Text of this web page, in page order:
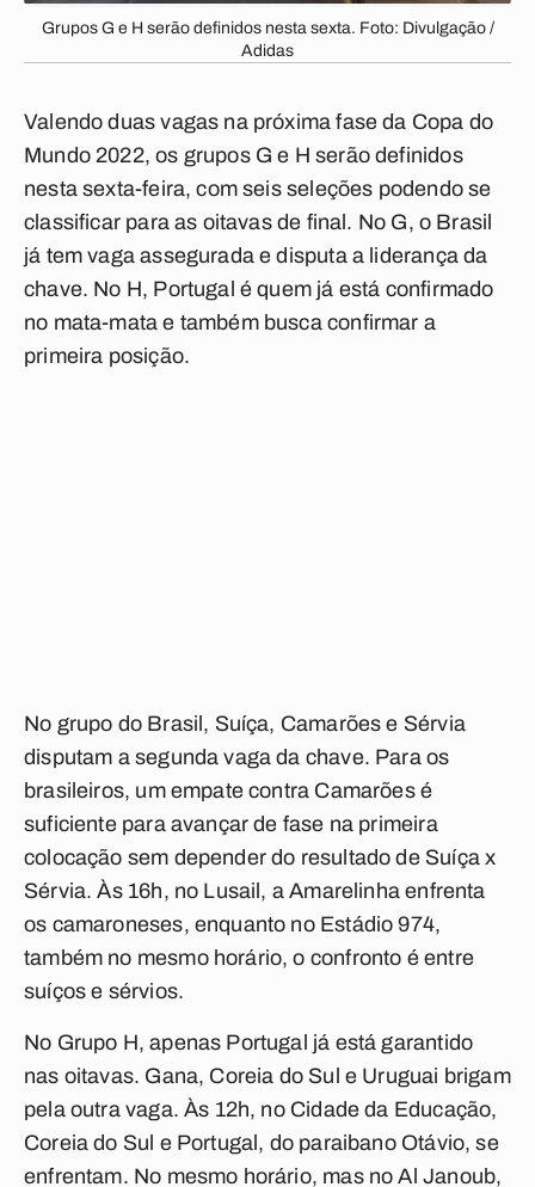
Grupos G e H serão definidos nesta sexta. Foto: Divulgação /
Adidas
Valendo duas vagas na próxima fase da Copa do
Mundo 2022, os grupos G e H serão definidos
nesta sexta-feira, com seis seleções podendo se
classificar para as oitavas de final. No G, o Brasil
já tem vaga assegurada e disputa a liderança da
chave. No H, Portugal é quem já está confirmado
no mata-mata e também busca confirmar a
primeira posição.
No grupo do Brasil, Suíça, Camarões e Sérvia
disputam a segunda vaga da chave. Para os
brasileiros, um empate contra Camarões é
suficiente para avançar de fase na primeira
colocação sem depender do resultado de Suíça x
Sérvia. Às 16h, no Lusail, a Amarelinha enfrenta
os camaroneses, enquanto no Estádio 974,
também no mesmo horário, o confronto é entre
suíços e sérvios.
No Grupo H, apenas Portugal já está garantido
nas oitavas. Gana, Coreia do Sul e Uruguai brigam
pela outra vaga. Às 12h, no Cidade da Educação,
Coreia do Sul e Portugal, do paraibano Otávio, se
enfrentam. No mesmo horário, mas no Al Janoub,